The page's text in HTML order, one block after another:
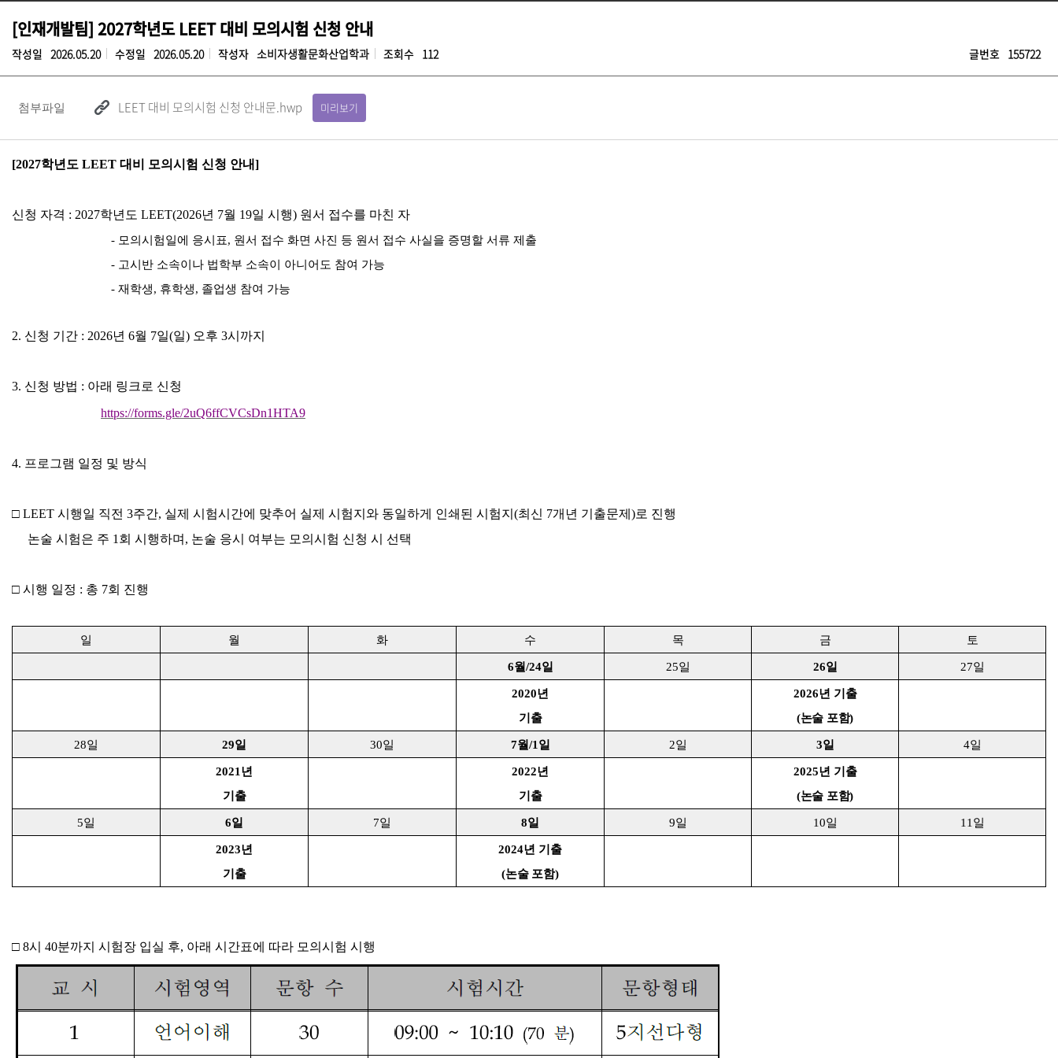
[인재개발팀] 2027학년도 LEET 대비 모의시험 신청 안내
작성일 2026.05.20 수정일 2026.05.20 작성자 소비자생활문화산업학과 조회수 112 글번호 155722
첨부파일 LEET 대비 모의시험 신청 안내문.hwp 미리보기
[2027학년도 LEET 대비 모의시험 신청 안내]
신청 자격 : 2027학년도 LEET(2026년 7월 19일 시행) 원서 접수를 마친 자
- 모의시험일에 응시표, 원서 접수 화면 사진 등 원서 접수 사실을 증명할 서류 제출
- 고시반 소속이나 법학부 소속이 아니어도 참여 가능
- 재학생, 휴학생, 졸업생 참여 가능
2. 신청 기간 : 2026년 6월 7일(일) 오후 3시까지
3. 신청 방법 : 아래 링크로 신청
https://forms.gle/2uQ6ffCVCsDn1HTA9
4. 프로그램 일정 및 방식
□ LEET 시행일 직전 3주간, 실제 시험시간에 맞추어 실제 시험지와 동일하게 인쇄된 시험지 (최신 7개년 기출문제 )로 진행
논술 시험은 주 1 회 시행하며 , 논술 응시 여부는 모의시험 신청 시 선택
□ 시행 일정 : 총 7회 진행
일 월 화 수 목 금 토
6월/24일 25일 26일 27일
2020년
기출
2026년 기출
(논술 포함)
28일 29일 30일 7월/1 일 2일 3일 4일
2021 년
기출
2022년
기출
2025년 기출
(논술 포함)
5일 6일 7일 8일 9일 10일 11 일
2023년
기출
2024년 기출
(논술 포함)
□ 8시 40분까지 시험장 입실 후, 아래 시간표에 따라 모의시험 시행